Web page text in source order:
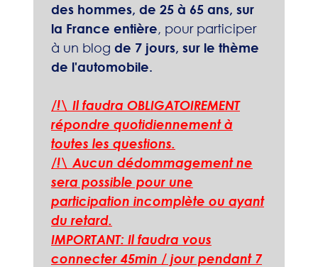
des hommes, de 25 à 65 ans, sur
la France entière, pour participer
à un blog de 7 jours, sur le thème
de l'automobile.
/!\ Il faudra OBLIGATOIREMENT
répondre quotidiennement à
toutes les questions.
/!\ Aucun dédommagement ne
sera possible pour une
participation incomplète ou ayant
du retard.
IMPORTANT: Il faudra vous
connecter 45min / jour pendant 7